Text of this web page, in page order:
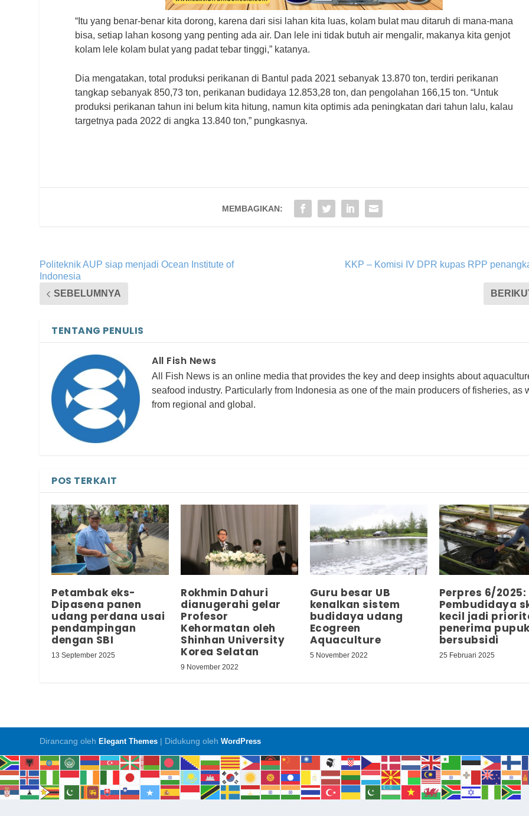
“Itu yang benar-benar kita dorong, karena dari sisi lahan kita luas, kolam bulat mau ditaruh di mana-mana
bisa, setiap lahan kosong yang penting ada air. Dan lele ini tidak butuh air mengalir, makanya kita genjot
kolam lele kolam bulat yang padat tebar tinggi,” katanya.
Dia mengatakan, total produksi perikanan di Bantul pada 2021 sebanyak 13.870 ton, terdiri perikanan
tangkap sebanyak 850,73 ton, perikanan budidaya 12.853,28 ton, dan pengolahan 166,15 ton. “Untuk
produksi perikanan tahun ini belum kita hitung, namun kita optimis ada peningkatan dari tahun lalu, kalau
targetnya pada 2022 di angka 13.840 ton,” pungkasnya.
MEMBAGIKAN:
Politeknik AUP siap menjadi Ocean Institute of
Indonesia
SEBELUMNYA
KKP – Komisi IV DPR kupas RPP
TENTANG PENULIS
All Fish News
All Fish News is an online media that provides the key and deep insights about
seafood industry. Particularly from Indonesia as one of the main producers of fisheries, as
from regional and global.
POS TERKAIT
Petambak eks-
Dipasena panen
udang perdana usai
pendampingan
dengan SBI
13 September 2025
Rokhmin Dahuri
dianugerahi gelar
Profesor
Kehormatan oleh
Shinhan University
Korea Selatan
9 November 2022
Guru besar UB
kenalkan sistem
budidaya udang
Ecogreen
Aquaculture
5 November 2022
Perpres 6/2025:
Pembudidaya
kecil jadi
penerima
bersubsidi
25 Februari 2025
Dirancang olehElegant Themes | Didukung olehWordPress